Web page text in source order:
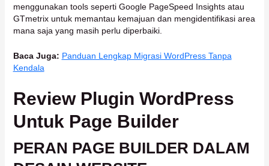
menggunakan tools seperti Google PageSpeed Insights atau
GTmetrix untuk memantau kemajuan dan mengidentifikasi area
mana saja yang masih perlu diperbaiki.
Baca Juga: Panduan Lengkap Migrasi WordPress Tanpa
Kendala
Review Plugin WordPress
Untuk Page Builder
PERAN PAGE BUILDER DALAM